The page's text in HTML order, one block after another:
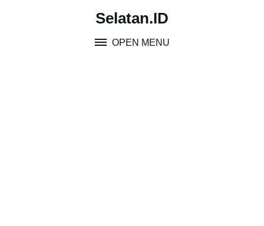
Selatan.ID
OPEN MENU